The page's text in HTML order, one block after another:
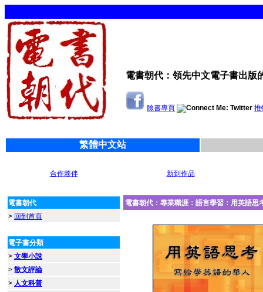
電書朝代：領先中文電子書出版
臉書專頁 推
繁體中文站
合作夥伴 新到作品
電書朝代
> 回到首頁
電子書分類
> 文學小說
> 散文評論
> 人文科普
電書朝代：專業職涯：語言學習：用英語思